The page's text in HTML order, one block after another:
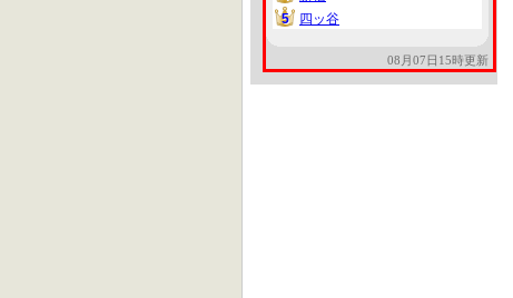
5
5 四ッ谷
08月07日15時更新